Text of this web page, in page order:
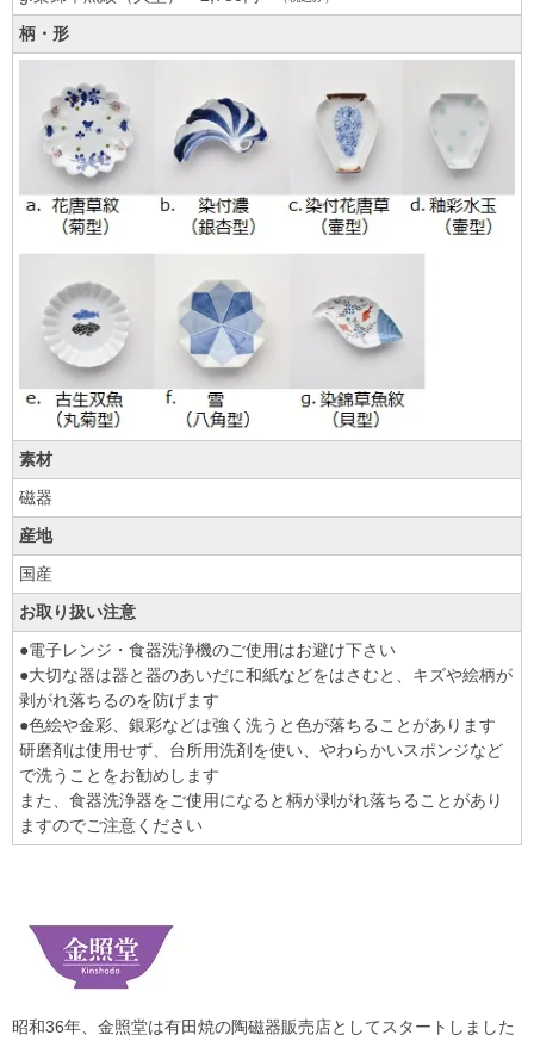
柄・形
素材
磁器
産地
国産
お取り扱い注意
●電子レンジ・食器洗浄機のご使用はお避け下さい
●大切な器は器と器のあいだに和紙などをはさむと、キズや絵柄が
剥がれ落ちるのを防げます
●色絵や金彩、銀彩などは強く洗うと色が落ちることがあります
研磨剤は使用せず、台所用洗剤を使い、やわらかいスポンジなど
で洗うことをお勧めします
また、食器洗浄器をご使用になると柄が剥がれ落ちることがあり
ますのでご注意ください
昭和36年、金照堂は有田焼の陶磁器販売店としてスタートしました